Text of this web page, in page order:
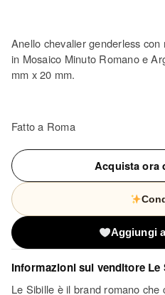
Anello chevalier genderless
in Mosaico Minuto Romano e
mm x 20 mm.
Fatto a Roma
Acquista ora
Aggiungi
Informazioni sul venditore Le
Le Sibille è il brand romano che